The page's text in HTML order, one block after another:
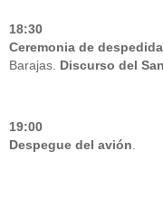
18:30
Ceremonia de despedida
Barajas. Discurso del
19:00
Despegue del avión.